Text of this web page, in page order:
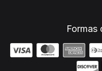
Formas